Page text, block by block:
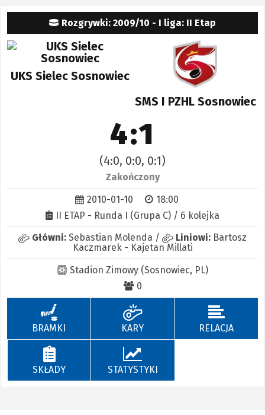
Rozgrywki: 2009/10 - I liga: II Etap
UKS Sielec Sosnowiec
4:1
(4:0, 0:0, 0:1)
Zakończony
SMS I PZHL Sosnowiec
2010-01-10
18:00
II ETAP - Runda I (Grupa C) / 6 kolejka
Główni: Sebastian Molenda / Liniowi: Bartosz
Kaczmarek - Kajetan Millati
Stadion Zimowy (Sosnowiec, PL)
0
BRAMKI KARY RELACJA
SKŁADY STATYSTYKI